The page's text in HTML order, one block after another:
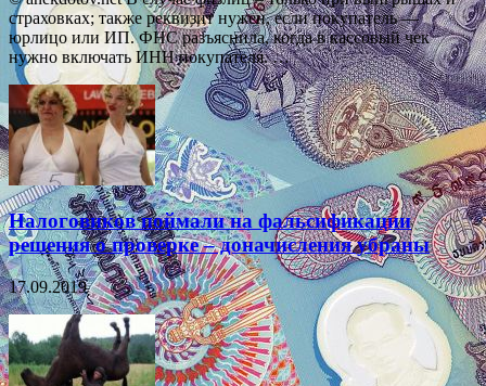
страховках; также реквизит нужен, если покупатель —
юрлицо или ИП. ФНС разъяснила, когда в кассовый чек
нужно включать ИНН покупателя. …
Налоговиков поймали на фальсификации
решения о проверке – доначисления убраны
17.09.2019